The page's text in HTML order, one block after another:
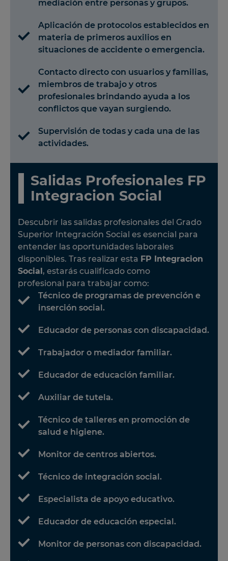
mediación entre personas y grupos.
Aplicación de protocolos establecidos en
materia de primeros auxilios en
situaciones de accidente o emergencia.
Contacto directo con usuarios y familias,
miembros de trabajo y otros
profesionales brindando ayuda a los
conflictos que vayan surgiendo.
Supervisión de todas y cada una de las
actividades.
Salidas Profesionales FP
Integracion Social
Descubrir las salidas profesionales del Grado
Superior Integración Social es esencial para
entender las oportunidades laborales
disponibles. Tras realizar esta FP Integracion
Social, estarás cualificado como
profesional para trabajar como:
Técnico de programas de prevención e
inserción social.
Educador de personas con discapacidad.
Trabajador o mediador familiar.
Educador de educación familiar.
Auxiliar de tutela.
Técnico de talleres en promoción de
salud e higiene.
Monitor de centros abiertos.
Técnico de integración social.
Especialista de apoyo educativo.
Educador de educación especial.
Monitor de personas con discapacidad.